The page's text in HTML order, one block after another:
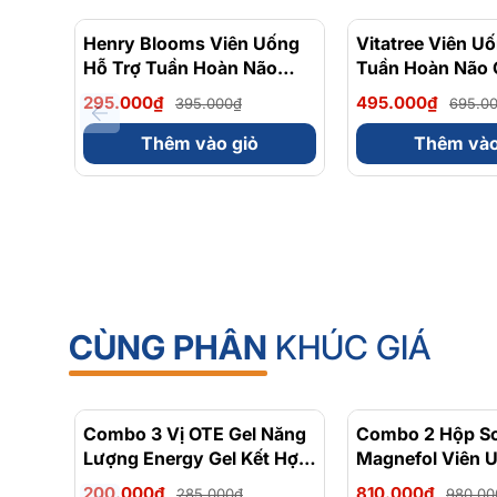
Địa chỉ: 36 Đường Số 14, Khu Đô Thị Him Lam,
Hotline tư vấn: 0902 801 311
Website: greenoly.vn
📩Email:contact@greenoly.vn
- 25%
Henry Blooms Viên Uống
Hỗ Trợ Tuần Hoàn Não
Ginkgo And Brahmi 3000
30 Viên
295.000₫ 395.000₫
Thêm vào giỏ
Vitatree Viên
Tuần Hoàn Não
Plus 6000 With
60 Viên
495.000₫
Thêm
CÙNG PHÂN KHÚC GIÁ
- 30%
Combo 3 Vị OTE Gel Năng
Lượng Energy Gel Kết Hợp
Carbohydrate Điện Giải
Combo 2 Hộp
Magnefol Viên
Magnesium